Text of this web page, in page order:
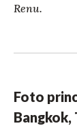
Renu.
Foto
Bangkok,